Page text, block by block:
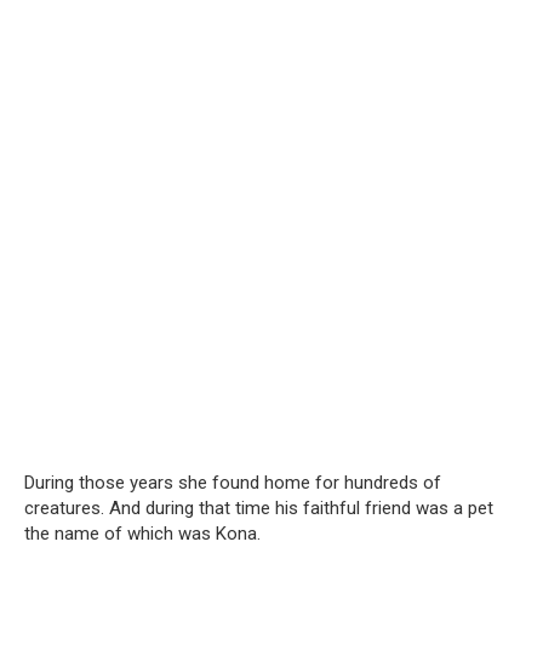
During those years she found home for hundreds of
creatures. And during that time his faithful friend was a pet
the name of which was Kona.